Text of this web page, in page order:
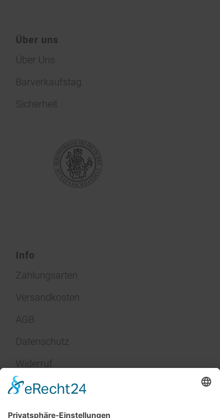
Über uns
Über Uns
Barverkaufstag
Sicherheit
Info
Zahlungsarten
Versandkosten
AGB
Datenschutz
Widerruf
Impressum